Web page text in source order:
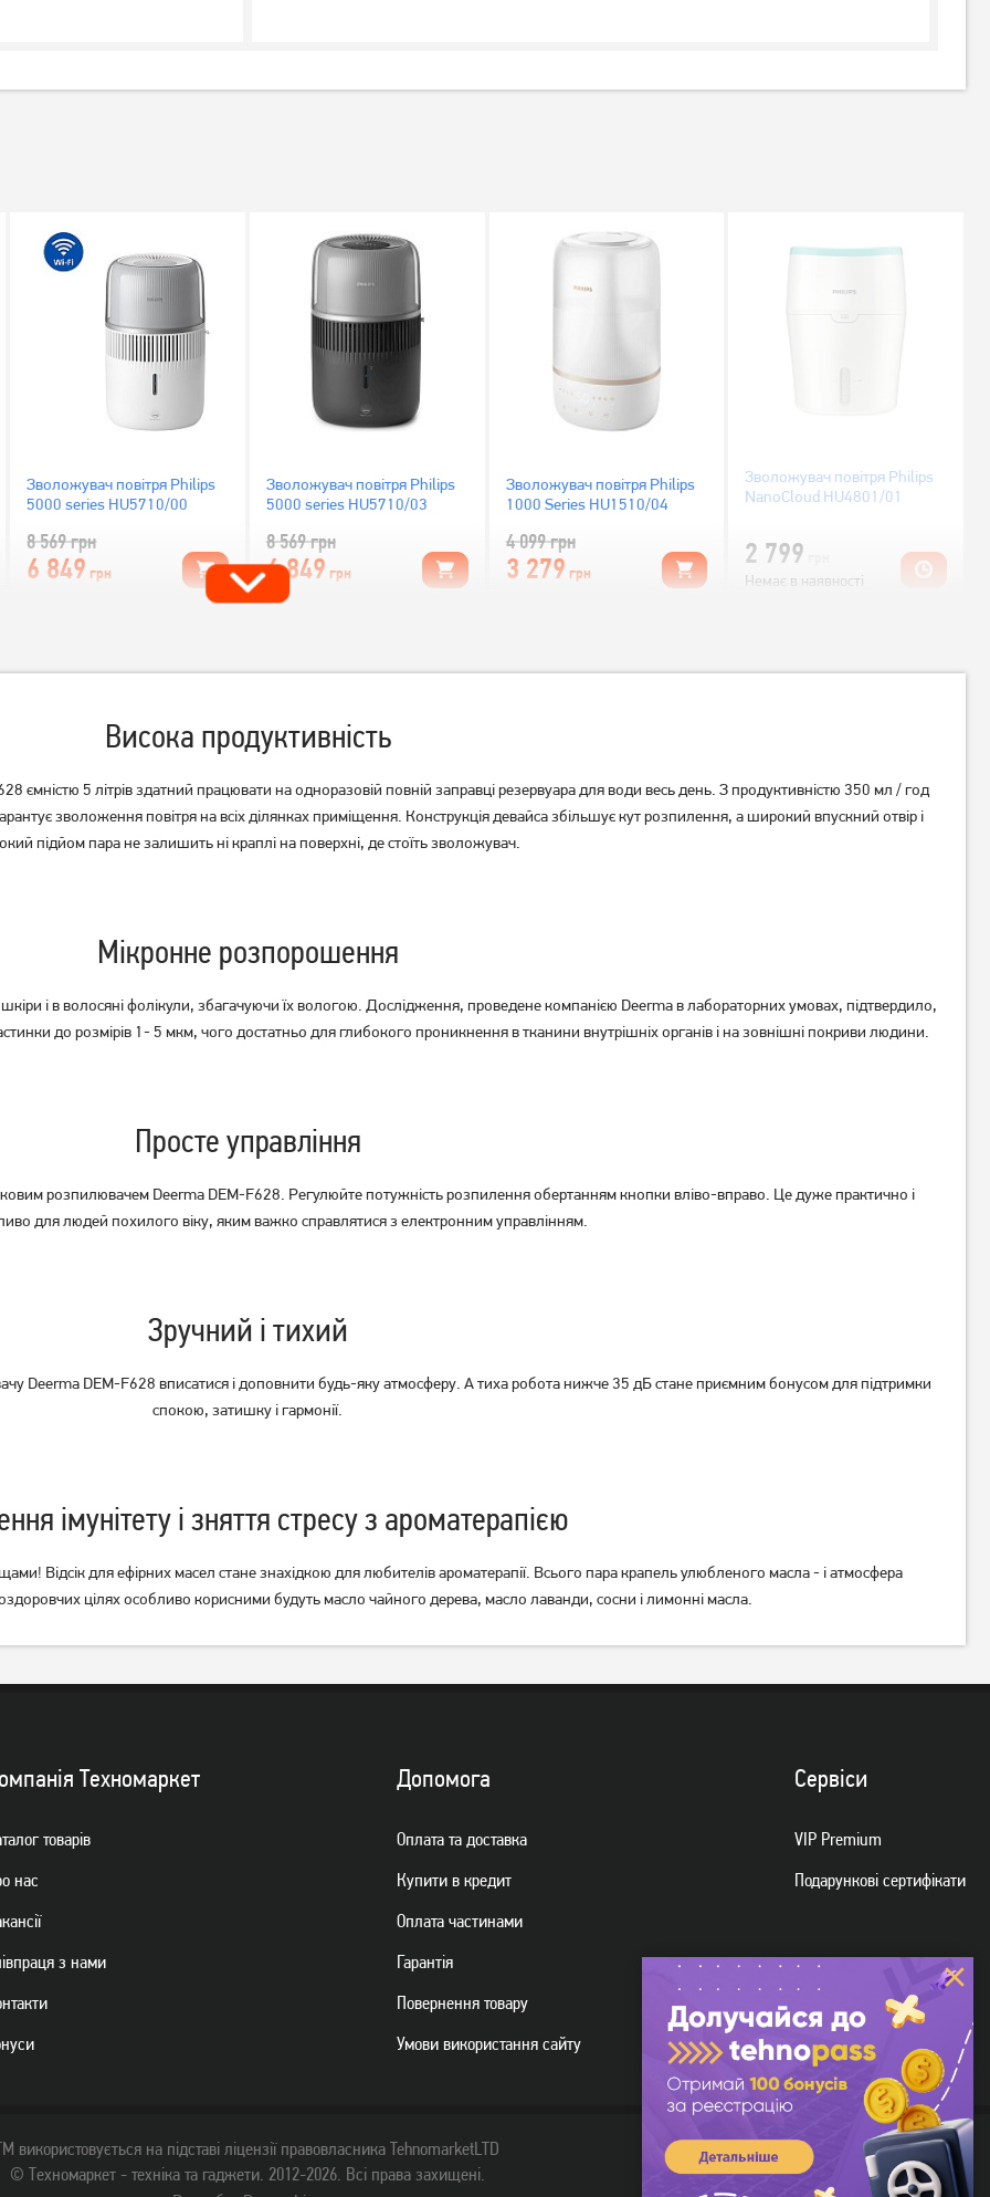
Зволожувач повітря Philips
5000 series HU5710/00
8 569грн
6 849 грн
Зволожувач повітря Philips
5000 series HU5710/03
8 569грн
6 849 грн
Зволожувач повітря Philips
1000 Series HU1510/04
4 099грн
3 279 грн
Зволожувач повітря Philips
NanoCloud HU4801/01
2 799
Немає в наявності
Немає в наявності Немає в наявності Немає в наявності Немає в наявності
Висока продуктивність
ємністю 5 літрів здатний працювати на одноразовій повній заправці резервуара для води весь день. З продуктивністю 350 мл / год
зволоження повітря на всіх ділянках приміщення. Конструкція девайса збільшує кут розпилення, а широкий впускний отвір і
підйом пара не залишить ні краплі на поверхні, де стоїть зволожувач.
Мікронне розпорошення
і в волосяні фолікули, збагачуючи їх вологою. Дослідження, проведене компанією Deerma в лабораторних умовах, підтвердило,
до розмірів 1- 5 мкм, чого достатньо для глибокого проникнення в тканини внутрішніх органів і на зовнішні покриви людини.
Просте управління
розпилювачем Deerma DEM-F628. Регулюйте потужність розпилення обертанням кнопки вліво-вправо. Це дуже практично і
для людей похилого віку, яким важко справлятися з електронним управлінням.
Зручний і тихий
Deerma DEM-F628 вписатися і доповнити будь-яку атмосферу. А тиха робота нижче 35 дБ стане приємним бонусом для підтримки
спокою, затишку і гармонії.
імунітету і зняття стресу з ароматерапією
Відсік для ефірних масел стане знахідкою для любителів ароматерапії. Всього пара крапель улюбленого масла - і атмосфера
цілях особливо корисними будуть масло чайного дерева, масло лаванди, сосни і лимонні масла.
Техномаркет
товарiв
нас
з нами
Допомога
Оплата та доставка
Купити в кредит
Оплата частинами
Гарантiя
Повернення товару
Умови використання сайту
Сервiси
VIP Premium
Подарункові сертифікати
використовується на підставі ліцензії правовласника TehnomarketLTD
© Техномаркет - техніка та гаджети. 2012-2026. Всі права захищені.